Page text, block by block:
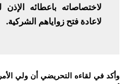
لاختصاصاته باعطائه الإذن
لاعادة فتح زواياهم الشركية.
وأكد في لقاءه التحريضي أن ولي الأمر